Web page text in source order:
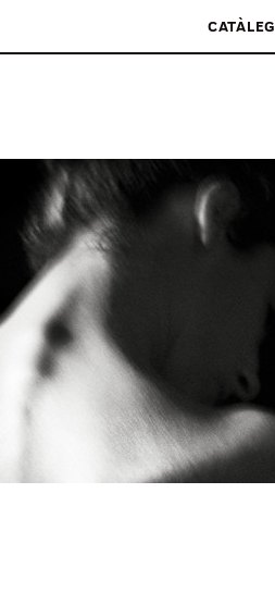
CATÀLEG